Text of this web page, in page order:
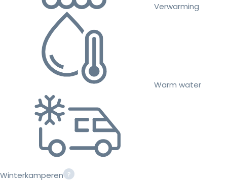
Verwarming
Warm water
Winterkamperen